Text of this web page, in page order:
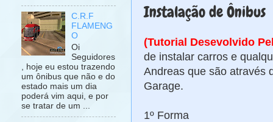
Instalação de Ônibus
(Tutorial Desevolvido
de instalar carros e
Andreas que são através
Garage.
1º Forma
C.R.F
FLAMENG
O
Oi
Seguidores
, hoje eu estou trazendo
um ônibus que não e do
estado mais um dia
poderá vim aqui, e por
se tratar de um ...